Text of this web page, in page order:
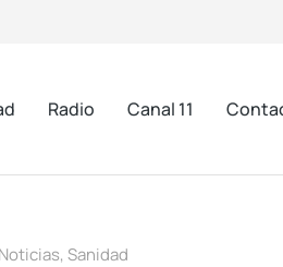
Radio Canal 11
Noticias, Sanidad